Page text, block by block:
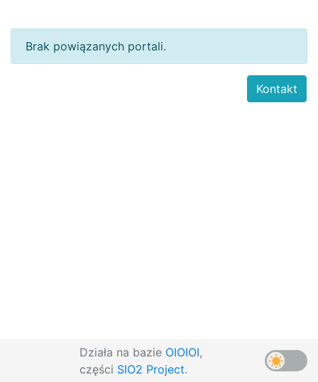
Brak powiązanych portali.
Działa na bazie OIOIOI,
części SIO2 Project.
Kontakt